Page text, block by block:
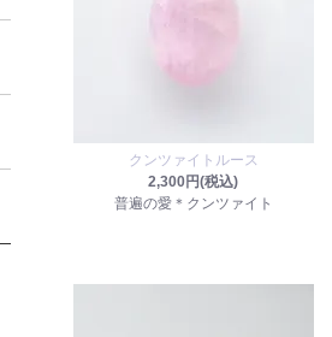
クンツァイトルース
2,300円(税込)
普遍の愛＊クンツァイト